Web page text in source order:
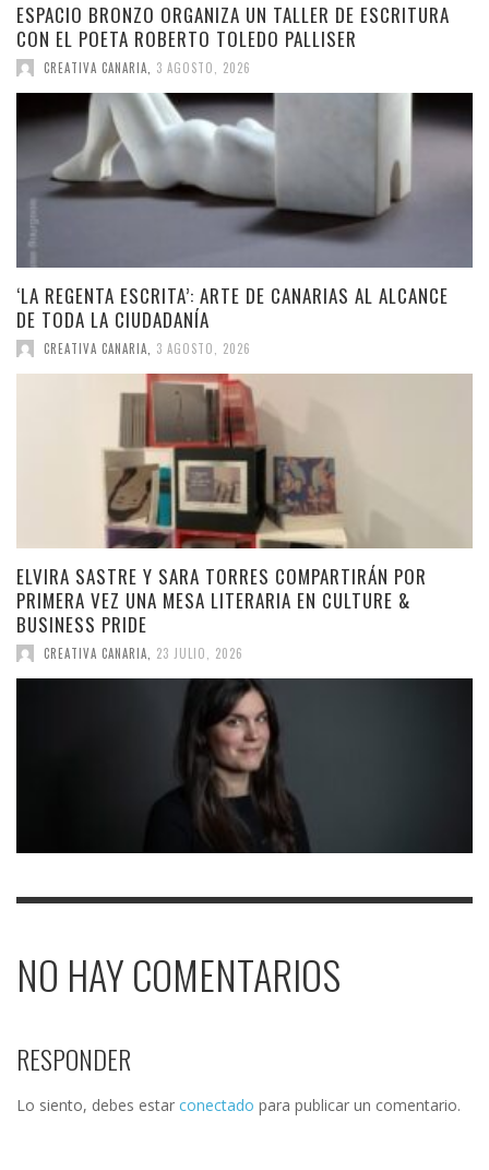
ESPACIO BRONZO ORGANIZA UN TALLER DE ESCRITURA
CON EL POETA ROBERTO TOLEDO PALLISER
CREATIVA CANARIA 3 AGOSTO, 2026
‘LA REGENTA ESCRITA’: ARTE DE CANARIAS AL ALCANCE
DE TODA LA CIUDADANÍA
CREATIVA CANARIA 3 AGOSTO, 2026
ELVIRA SASTRE Y SARA TORRES COMPARTIRÁN POR
PRIMERA VEZ UNA MESA LITERARIA EN CULTURE &
BUSINESS PRIDE
CREATIVA CANARIA 23 JULIO, 2026
NO HAY COMENTARIOS
RESPONDER
Lo siento, debes estar conectado para publicar un comentario.